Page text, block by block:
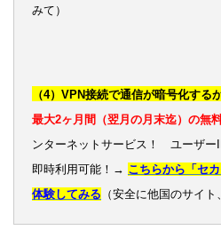
みて）
（4）VPN接続で通信が暗号化する
最大2ヶ月間（翌月の月末迄）の無
ンターネットサービス！ ユーザー
即時利用可能！→ こちらから「セ
体験してみる （安全に他国のサイ